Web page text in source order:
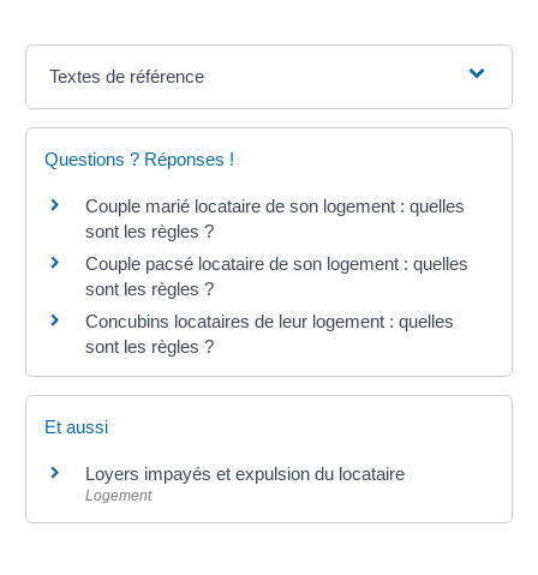
Textes de référence
Questions ? Réponses !
Couple marié locataire de son logement : quelles
sont les règles ?
Couple pacsé locataire de son logement : quelles
sont les règles ?
Concubins locataires de leur logement : quelles
sont les règles ?
Et aussi
Loyers impayés et expulsion du locataire
Logement